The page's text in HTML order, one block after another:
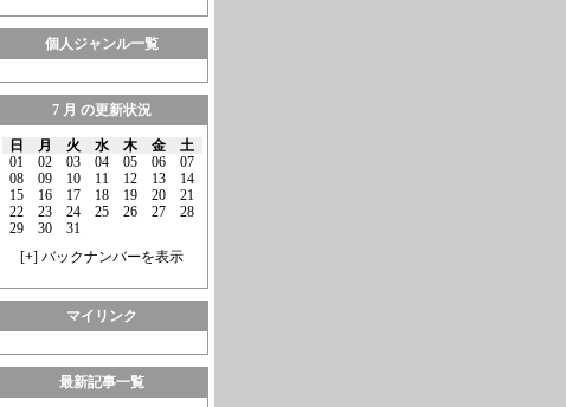
個人ジャンル一覧
7 月 の更新状況
日 月 火 水 木 金
土
01
02 03 04 05 06
07
08
09 10 11 12 13
14
15
16 17 18 19 20
21
22
23 24 25 26 27
28
29
30
31
[+] バックナンバーを表示
マイリンク
最新記事一覧